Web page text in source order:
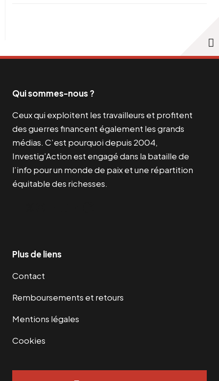
Qui sommes-nous ?
Ceux qui exploitent les travailleurs et profitent
des guerres financent également les grands
médias. C’est pourquoi depuis 2004,
Investig’Action est engagé dans la bataille de
l’info pour un monde de paix et une répartition
équitable des richesses.
Plus de liens
Contact
Remboursements et retours
Mentions légales
Cookies